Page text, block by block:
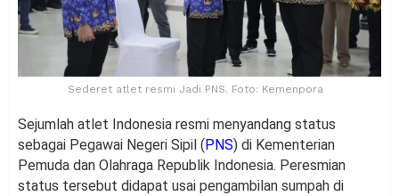
Sederet atlet resmi Jadi PNS. Foto: Kemenpora
Sejumlah atlet Indonesia resmi menyandang status
sebagai Pegawai Negeri Sipil (PNS) di Kementerian
Pemuda dan Olahraga Republik Indonesia. Peresmian
status tersebut didapat usai pengambilan sumpah di